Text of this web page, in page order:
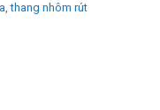
,thang nhôm rút